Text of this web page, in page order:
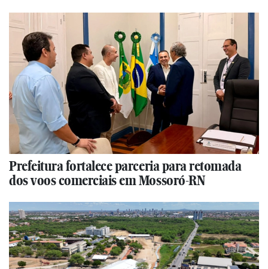
Prefeitura fortalece parceria para retomada
dos voos comerciais em Mossoró-RN